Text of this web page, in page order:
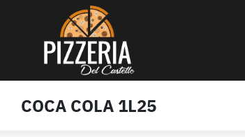
COCA COLA 1L25